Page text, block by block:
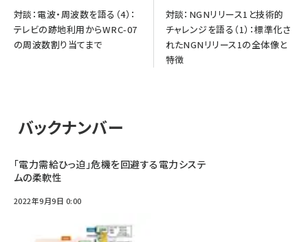
対談：電波・周波数を語る（4）：
テレビの跡地利用からWRC-07
の周波数割り当てまで
対談：NGNリリース1と技術的
チャレンジを語る（1）：標準化さ
れたNGNリリース1の全体像と
特徴
バックナンバー
「電力需給ひっ迫」危機を回避する電力システ
ムの柔軟性
2022年9月9日 0:00